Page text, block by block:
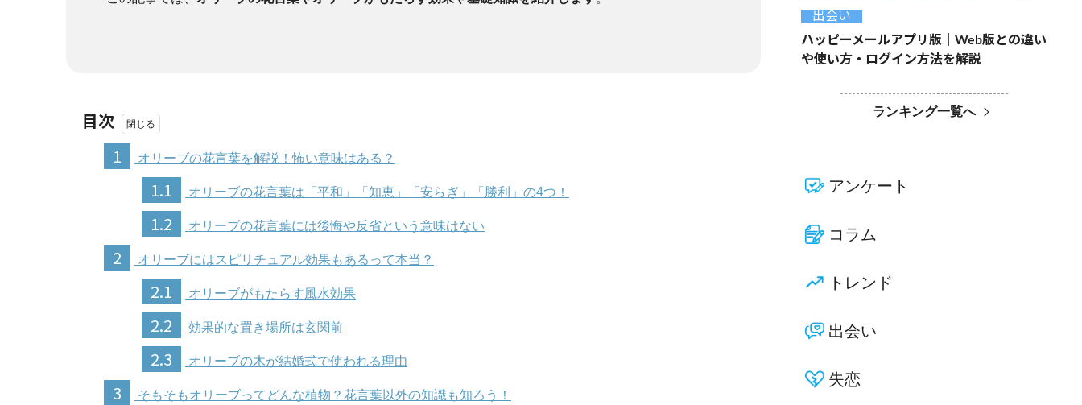
目次
1
オリーブの花言葉を解説！怖い意味はある？
1.1 オリーブの花言葉は「平和」「知恵」「安らぎ」「勝利」の4つ！
1.2 オリーブの花言葉には後悔や反省という意味はない
2 オリーブにはスピリチュアル効果もあるって本当？
2.1 オリーブがもたらす風水効果
2.2 効果的な置き場所は玄関前
2.3 オリーブの木が結婚式で使われる理由
3 そもそもオリーブってどんな植物？花言葉以外の知識も知ろう！
出会い
ハッピーメールアプリ版｜Web版との違い
や使い方・ログイン方法を解説
ランキング一覧へ
アンケート
コラム
トレンド
出会い
失恋